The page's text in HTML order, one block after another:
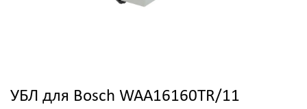
УБЛ для Bosch WAA16160TR/11